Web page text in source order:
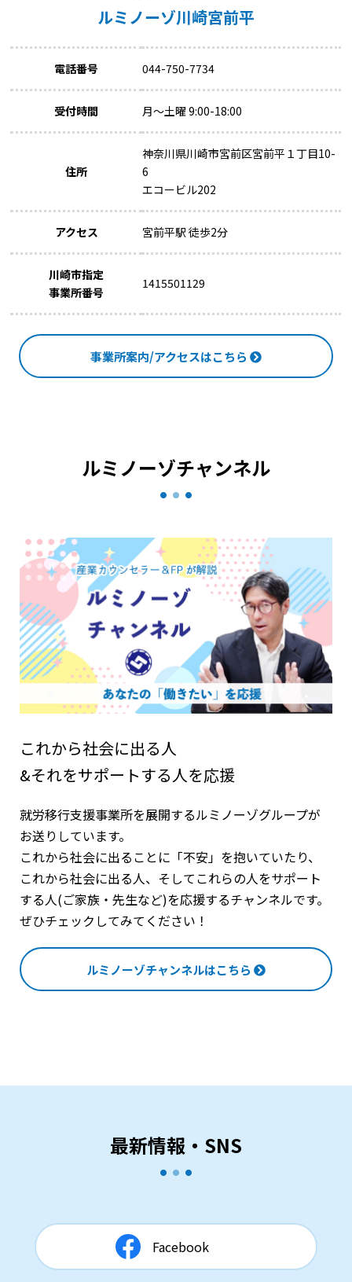
ルミノーゾ川崎宮前平
電話番号 044-750-7734
受付時間 月～土曜 9:00-18:00
住所
神奈川県川崎市宮前区宮前平１丁目10-
6
エコービル202
アクセス 宮前平駅 徒歩2分
川崎市指定
事業所番号
1415501129
事業所案内/アクセスはこちら
ルミノーゾチャンネル
これから社会に出る人
&それをサポートする人を応援
就労移行支援事業所を展開するルミノーゾグループが
お送りしています。
これから社会に出ることに「不安」を抱いていたり、
これから社会に出る人、そしてこれらの人をサポート
する人(ご家族・先生など)を応援するチャンネルです。
ぜひチェックしてみてください！
ルミノーゾチャンネルはこちら
最新情報・SNS
Facebook